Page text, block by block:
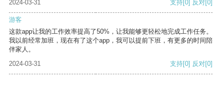
2024-03-31 支持[0] 反对[0]
游客
这款app让我的工作效率提高了50%，让我能够更轻松地完成工作任务。
我以前经常加班，现在有了这个app，我可以提前下班，有更多的时间陪
伴家人。
2024-03-31
支持[0] 反对[0]